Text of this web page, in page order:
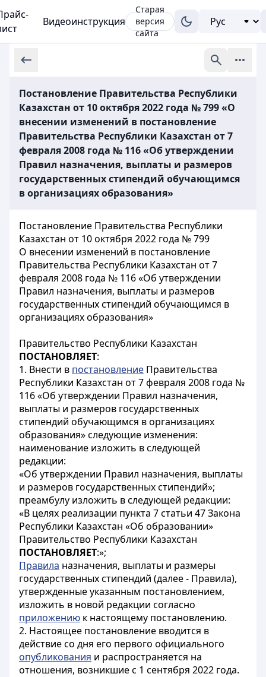
Видеоинструкция
Старая
версия
сайта
Постановление Правительства Республики
Казахстан от 10 октября 2022 года № 799 «О
внесении изменений в постановление
Правительства Республики Казахстан от 7
февраля 2008 года № 116 «Об утверждении
Правил назначения, выплаты и размеров
государственных стипендий обучающимся
в организациях образования»
Постановление Правительства Республики
Казахстан от 10 октября 2022 года № 799
О внесении изменений в постановление
Правительства Республики Казахстан от 7
февраля 2008 года № 116 «Об утверждении
Правил назначения, выплаты и размеров
государственных стипендий обучающимся в
организациях образования»
Правительство Республики Казахстан
ПОСТАНОВЛЯЕТ:
1. Внести в постановление Правительства
Республики Казахстан от 7 февраля 2008 года №
116 «Об утверждении Правил назначения,
выплаты и размеров государственных
стипендий обучающимся в организациях
образования» следующие изменения:
наименование изложить в следующей
редакции:
«Об утверждении Правил назначения, выплаты
и размеров государственных стипендий»;
преамбулу изложить в следующей редакции:
«В целях реализации пункта 7 статьи 47 Закона
Республики Казахстан «Об образовании»
Правительство Республики Казахстан
ПОСТАНОВЛЯЕТ:»;
Правила назначения, выплаты и размеры
государственных стипендий (далее - Правила),
утвержденные указанным постановлением,
изложить в новой редакции согласно
приложению к настоящему постановлению.
2. Настоящее постановление вводится в
действие со дня его первого официального
опубликования и распространяется на
отношения, возникшие с 1 сентября 2022 года.